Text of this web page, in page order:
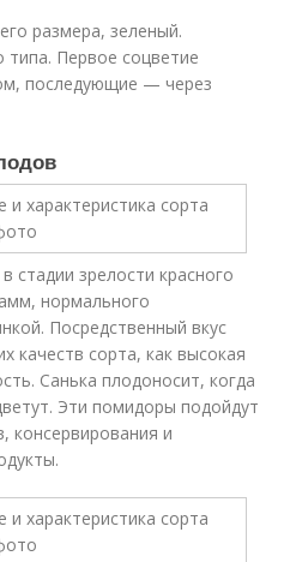
размера, зеленый.
Первое соцветие
последующие — через
стадии зрелости красного
нормального
Посредственный вкус
качеств сорта, как высокая
Санька плодоносит, когда
Эти помидоры подойдут
консервирования и